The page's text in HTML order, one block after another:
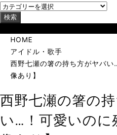
検索
HOME
アイドル・歌手
西野七瀬の箸の持ち方がヤバ
像あり】
西野七瀬の箸の
い…！可愛いのに